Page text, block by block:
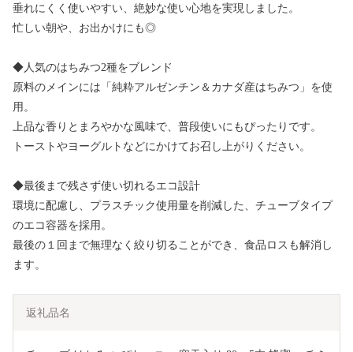
垂れにくく使いやすい、絶妙な使い心地を実現しました。
忙しい朝や、お出かけにも◎
◆人気のはちみつ2種をブレンド
原料のメインには「純粋アルゼンチン＆カナダ産はちみつ」を使
用。
上品な香りとまろやかな風味で、普段使いにもぴったりです。
トーストやヨーグルトなどにかけてお召し上がりください。
◆最後まで残さず使い切れるエコ設計
環境に配慮し、プラスチック使用量を削減した、チューブタイプ
のエコ容器を採用。
最後の１回まで無理なく絞り切ることができ、食品ロスも解消し
ます。
返礼品名